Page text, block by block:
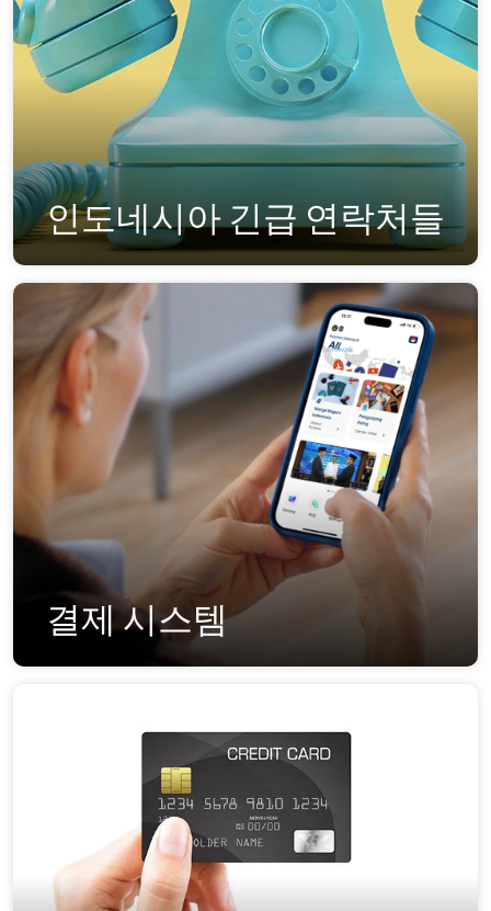
인도네시아 긴급 연락처들
결제 시스템